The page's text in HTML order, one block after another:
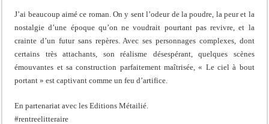
J’ai beaucoup aimé ce roman. On y sent l’odeur de la poudre, la peur et la
nostalgie d’une époque qu’on ne voudrait pourtant pas revivre, et la
crainte d’un futur sans repères. Avec ses personnages complexes, dont
certains très attachants, son réalisme désespérant, quelques scènes
émouvantes et sa construction parfaitement maîtrisée, « Le ciel à bout
portant » est captivant comme un feu d’artifice.
En partenariat avec les Editions Métailié.
#rentreelitteraire